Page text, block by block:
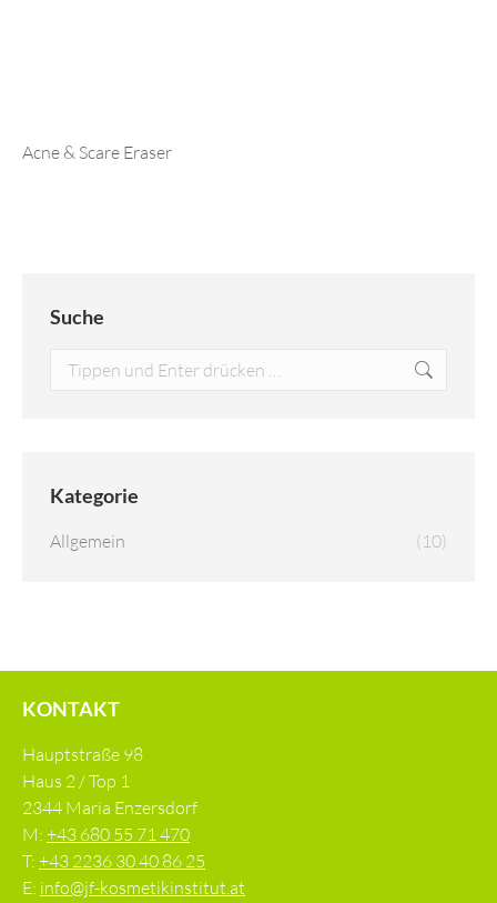
Acne & Scare Eraser
Suche
Search:
Kategorie
Allgemein (10)
KONTAKT
Hauptstraße 98
Haus 2 / Top 1
2344 Maria Enzersdorf
M: +43 680 55 71 470
T: +43 2236 30 40 86 25
E: info@jf-kosmetikinstitut.at